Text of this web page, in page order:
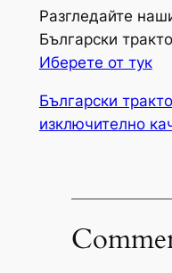
Разгледайте
Български
Иберете от тук
Български
изключително